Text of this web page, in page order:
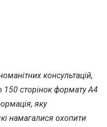
консультацій,
сторінок формату А4
яку
намагалися охопити